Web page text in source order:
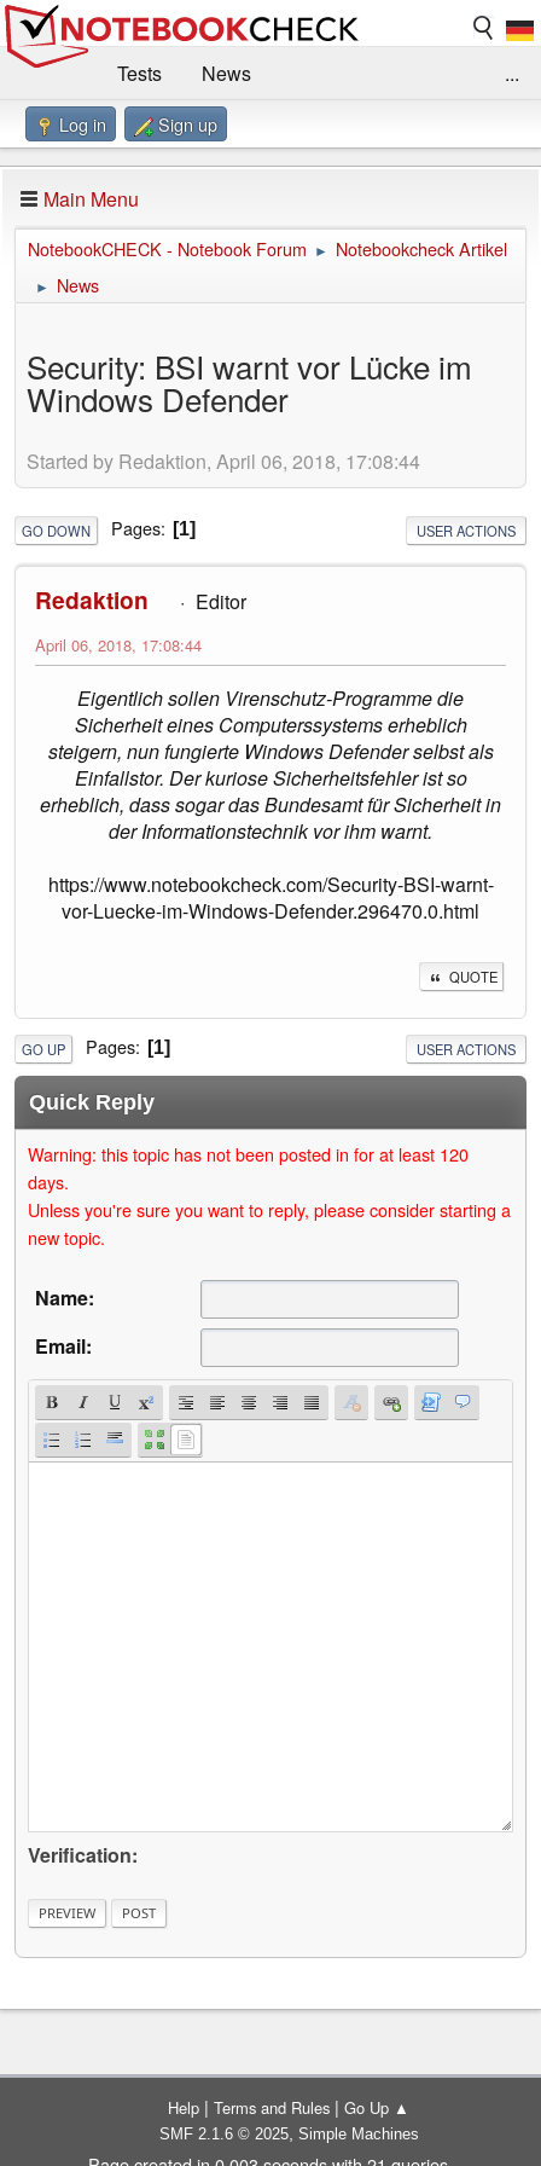
Tests
News
Benchmarks / Technik
Forum
Impressum
...
Log in Sign up
Main Menu
NotebookCHECK - Notebook Forum ► Notebookcheck Artikel
► News
Security: BSI warnt vor Lücke im
Windows Defender
Started by Redaktion, April 06, 2018, 17:08:44
GO DOWN Pages 1 USER ACTIONS
Redaktion Editor
April 06, 2018, 17:08:44
Eigentlich sollen Virenschutz-Programme die
Sicherheit eines Computerssystems erheblich
steigern, nun fungierte Windows Defender selbst als
Einfallstor. Der kuriose Sicherheitsfehler ist so
erheblich, dass sogar das Bundesamt für Sicherheit in
der Informationstechnik vor ihm warnt.
https://www.notebookcheck.com/Security-BSI-warnt-
vor-Luecke-im-Windows-Defender.296470.0.html
QUOTE
GO UP Pages 1 USER ACTIONS
Quick Reply
Warning: this topic has not been posted in for at least 120
days.
Unless you're sure you want to reply, please consider starting a
new topic.
Name:
Email:
Verification:
Help | Terms and Rules | Go Up ▲
SMF 2.1.6 © 2025, Simple Machines